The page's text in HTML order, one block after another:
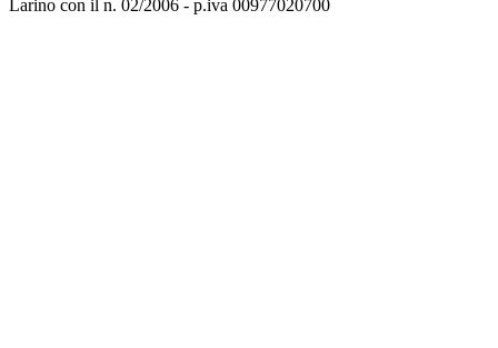
Larino con il n. 02/2006 - p.iva 00977020700